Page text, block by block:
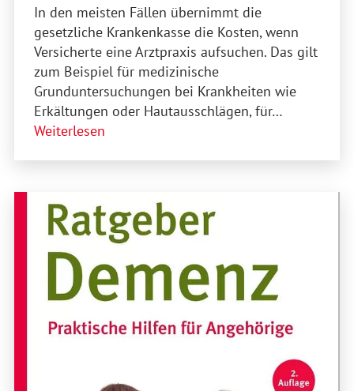
In den meisten Fällen übernimmt die
gesetzliche Krankenkasse die Kosten, wenn
Versicherte eine Arztpraxis aufsuchen. Das gilt
zum Beispiel für medizinische
Grunduntersuchungen bei Krankheiten wie
Erkältungen oder Hautausschlägen, für…
Weiterlesen